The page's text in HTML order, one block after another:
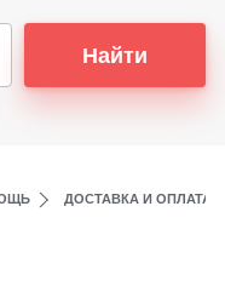
Найти
ДОСТАВКА И ОПЛАТА